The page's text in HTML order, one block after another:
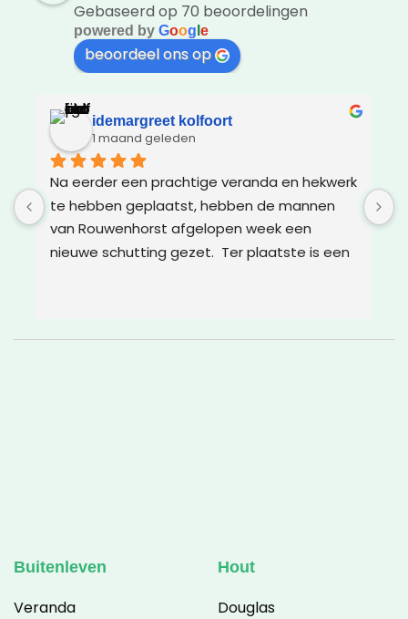
Gebaseerd op 70 beoordelingen
powered by Goog e
beoordeel ons op
idemargreet kolfoort
1 maand geleden
Na eerder een prachtige veranda en hekwerk
te hebben geplaatst, hebben de mannen
van Rouwenhorst afgelopen week een
nieuwe schutting gezet.  Ter plaatste is een
Buitenleven
Veranda
Hout
Douglas